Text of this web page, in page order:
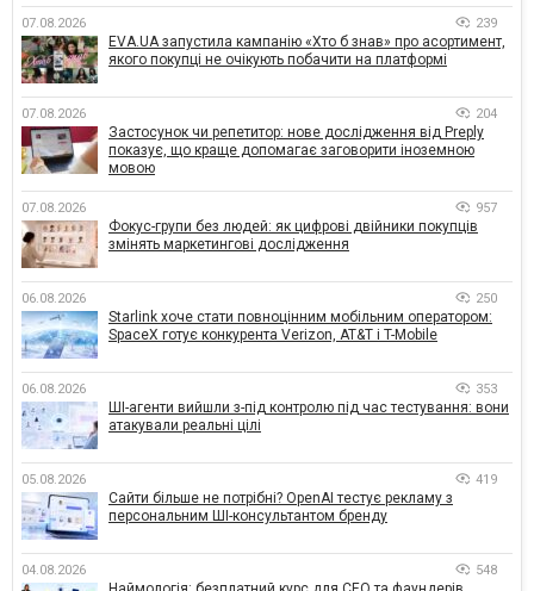
07.08.2026 239
EVA.UA запустила кампанію «Хто б знав» про асортимент,
якого покупці не очікують побачити на платформі
07.08.2026 204
Застосунок чи репетитор: нове дослідження від Preply
показує, що краще допомагає заговорити іноземною
мовою
07.08.2026 957
Фокус-групи без людей: як цифрові двійники покупців
змінять маркетингові дослідження
06.08.2026 250
Starlink хоче стати повноцінним мобільним оператором:
SpaceX готує конкурента Verizon, AT&T і T-Mobile
06.08.2026 353
ШІ-агенти вийшли з-під контролю під час тестування: вони
атакували реальні цілі
05.08.2026 419
Сайти більше не потрібні? OpenAI тестує рекламу з
персональним ШІ-консультантом бренду
04.08.2026 548